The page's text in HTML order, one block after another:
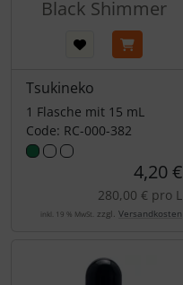
Black Shimmer
Tsukineko
1 Flasche mit 15 mL
Code: RC-000-382
4,20 €
280,00 € pro L
inkl. 19 % MwSt. zzgl. Versandkosten